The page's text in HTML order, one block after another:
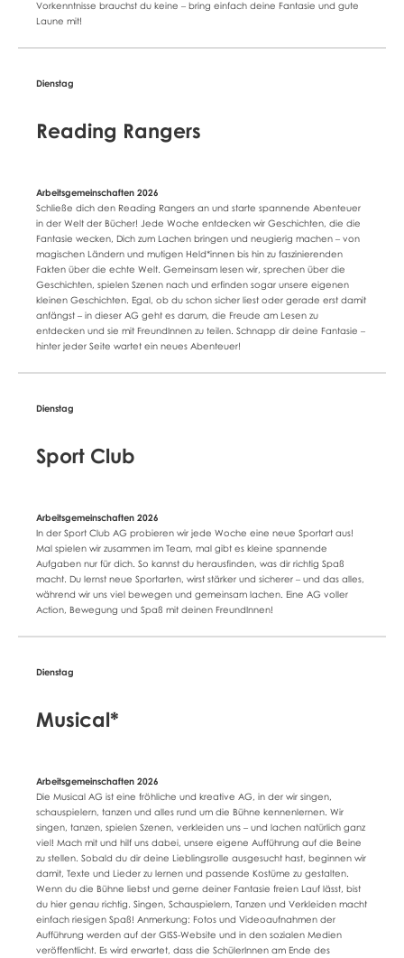
Vorkenntnisse brauchst du keine – bring einfach deine Fantasie und gute
Laune mit!
Reading Rangers
Schließe dich den Reading Rangers an und starte spannende Abenteuer
in der Welt der Bücher! Jede Woche entdecken wir Geschichten, die die
Fantasie wecken, Dich zum Lachen bringen und neugierig machen – von
magischen Ländern und mutigen Held*innen bis hin zu faszinierenden
Fakten über die echte Welt. Gemeinsam lesen wir, sprechen über die
Geschichten, spielen Szenen nach und erfinden sogar unsere eigenen
kleinen Geschichten. Egal, ob du schon sicher liest oder gerade erst damit
anfängst – in dieser AG geht es darum, die Freude am Lesen zu
entdecken und sie mit FreundInnen zu teilen. Schnapp dir deine Fantasie –
hinter jeder Seite wartet ein neues Abenteuer!
Sport Club
In der Sport Club AG probieren wir jede Woche eine neue Sportart aus!
Mal spielen wir zusammen im Team, mal gibt es kleine spannende
Aufgaben nur für dich. So kannst du herausfinden, was dir richtig Spaß
macht. Du lernst neue Sportarten, wirst stärker und sicherer – und das alles,
während wir uns viel bewegen und gemeinsam lachen. Eine AG voller
Action, Bewegung und Spaß mit deinen FreundInnen!
Musical*
Die Musical AG ist eine fröhliche und kreative AG, in der wir singen,
schauspielern, tanzen und alles rund um die Bühne kennenlernen. Wir
singen, tanzen, spielen Szenen, verkleiden uns – und lachen natürlich ganz
viel! Mach mit und hilf uns dabei, unsere eigene Aufführung auf die Beine
zu stellen. Sobald du dir deine Lieblingsrolle ausgesucht hast, beginnen wir
damit, Texte und Lieder zu lernen und passende Kostüme zu gestalten.
Wenn du die Bühne liebst und gerne deiner Fantasie freien Lauf lässt, bist
du hier genau richtig. Singen, Schauspielern, Tanzen und Verkleiden macht
einfach riesigen Spaß! Anmerkung: Fotos und Videoaufnahmen der
Aufführung werden auf der GISS-Website und in den sozialen Medien
veröffentlicht. Es wird erwartet, dass die SchülerInnen am Ende des